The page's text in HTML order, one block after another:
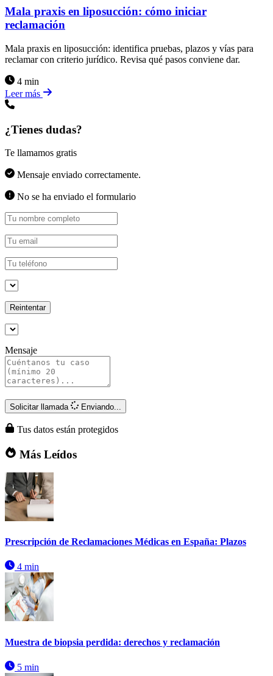
Mala praxis en liposucción: cómo iniciar
reclamación
Mala praxis en liposucción: identifica pruebas, plazos y vías para
reclamar con criterio jurídico. Revisa qué pasos conviene dar.
4 min
Leer más
¿Tienes dudas?
Te llamamos gratis
Mensaje enviado correctamente.
No se ha enviado el formulario
Reintentar
Mensaje
Solicitar llamada Enviando...
Tus datos están protegidos
Más Leídos
Prescripción de Reclamaciones Médicas en España: Plazos
4 min
Muestra de biopsia perdida: derechos y reclamación
5 min